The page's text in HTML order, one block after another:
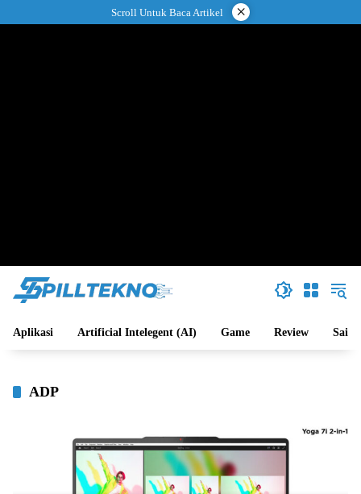
ke
Scroll Untuk Baca Artikel ×
Aplikasi Artificial Intelegent (AI) Game Review Sains
ADP